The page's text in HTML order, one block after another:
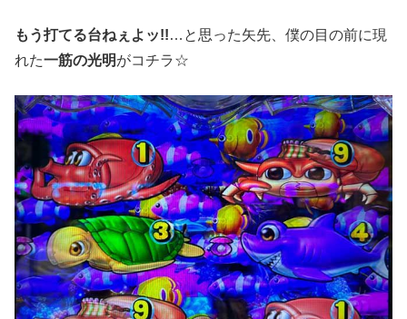
もう打てる台ねぇよッ!!…と思った矢先、僕の目の前に現
れた一筋の光明がコチラ☆